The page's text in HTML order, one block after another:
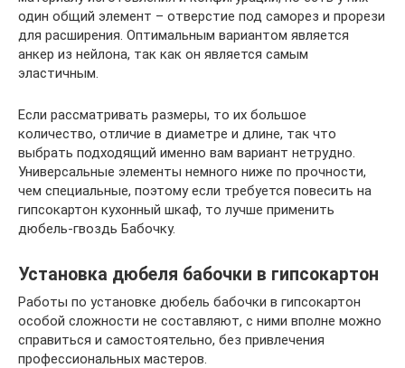
один общий элемент – отверстие под саморез и прорези
для расширения. Оптимальным вариантом является
анкер из нейлона, так как он является самым
эластичным.
Если рассматривать размеры, то их большое
количество, отличие в диаметре и длине, так что
выбрать подходящий именно вам вариант нетрудно.
Универсальные элементы немного ниже по прочности,
чем специальные, поэтому если требуется повесить на
гипсокартон кухонный шкаф, то лучше применить
дюбель-гвоздь Бабочку.
Установка дюбеля бабочки в гипсокартон
Работы по установке дюбель бабочки в гипсокартон
особой сложности не составляют, с ними вполне можно
справиться и самостоятельно, без привлечения
профессиональных мастеров.